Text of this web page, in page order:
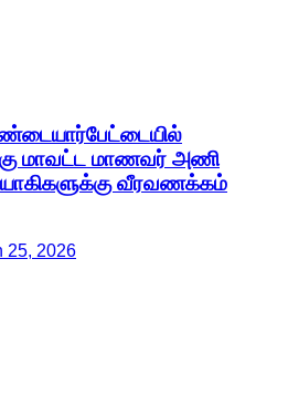
மாவட்ட மாணவர் அணி
வீரவணக்கம்
25, 2026